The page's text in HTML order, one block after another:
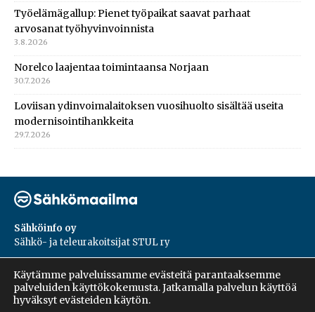
Työelämägallup: Pienet työpaikat saavat parhaat
arvosanat työhyvinvoinnista
3.8.2026
Norelco laajentaa toimintaansa Norjaan
30.7.2026
Loviisan ydinvoimalaitoksen vuosihuolto sisältää useita
modernisointihankkeita
29.7.2026
Sähköinfo oy
Sähkö- ja teleurakoitsijat STUL ry
PL 55, 02601, Espoo
Harakantie 18 B
09 5476 1422
Käytämme palveluissamme evästeitä parantaaksemme
palveluiden käyttökokemusta. Jatkamalla palvelun käyttöä
hyväksyt evästeiden käytön.